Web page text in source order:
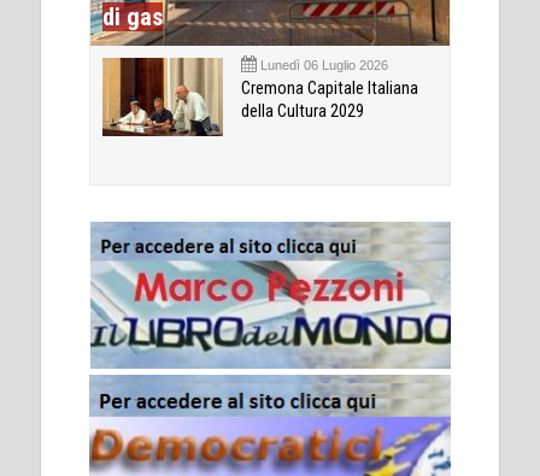
di gas
Lunedì 06 Luglio 2026
Cremona Capitale Italiana
della Cultura 2029